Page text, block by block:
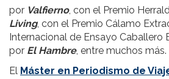
por Valfierno, con el Premio
Living, con el Premio Cálamo
Internacional de Ensayo Caballero
por El Hambre, entre muchos más.
El Máster en Periodismo de